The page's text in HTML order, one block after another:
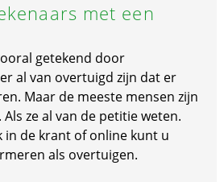
met een
getekend door
al van overtuigd zijn dat er
Maar de meeste mensen zijn
ze al van de petitie weten.
in de krant of online kunt u
als overtuigen.